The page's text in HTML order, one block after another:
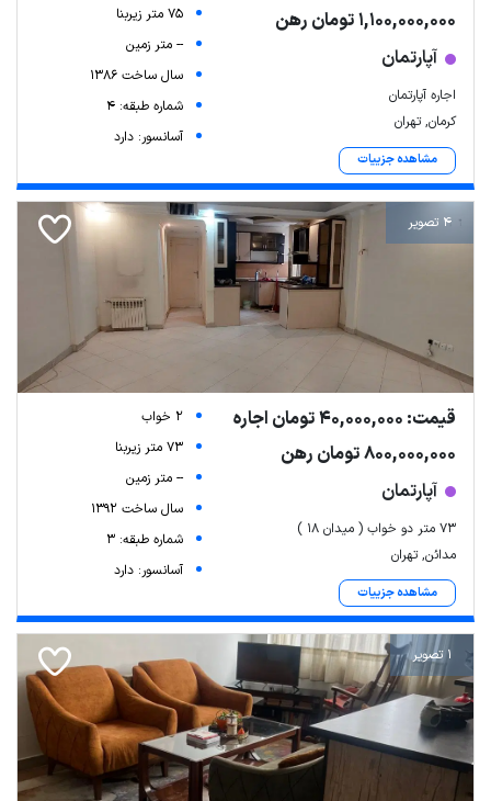
1,100,000,000 تومان رهن
آپارتمان
اجاره آپارتمان
کرمان, تهران
مشاهده جزییات
75 متر زیربنا
-- متر زمین
سال ساخت 1386
شماره طبقه: 4
آسانسور: دارد
4 تصویر
قیمت: 40,000,000 تومان اجاره
800,000,000 تومان رهن
آپارتمان
۷۳ متر دو خواب ( میدان ۱۸ )
مدائن, تهران
مشاهده جزییات
2 خواب
73 متر زیربنا
-- متر زمین
سال ساخت 1392
شماره طبقه: 3
آسانسور: دارد
1 تصویر